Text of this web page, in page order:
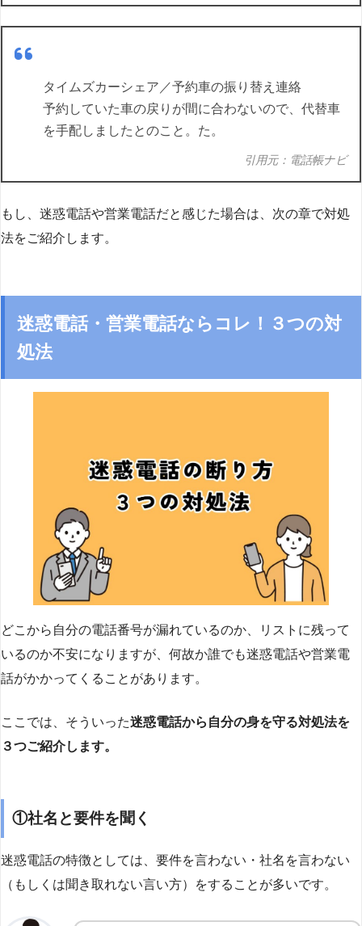
タイムズカーシェア／予約車の振り替え連絡
予約していた車の戻りが間に合わないので、代替車
を手配しましたとのこと。た。
引用元：電話帳ナビ
もし、迷惑電話や営業電話だと感じた場合は、次の章で対処
法をご紹介します。
迷惑電話・営業電話ならコレ！３つの対
処法
どこから自分の電話番号が漏れているのか、リストに残って
いるのか不安になりますが、何故か誰でも迷惑電話や営業電
話がかかってくることがあります。
ここでは、そういった迷惑電話から自分の身を守る対処法を
３つご紹介します。
①社名と要件を聞く
迷惑電話の特徴としては、要件を言わない・社名を言わない
（もしくは聞き取れない言い方）をすることが多いです。